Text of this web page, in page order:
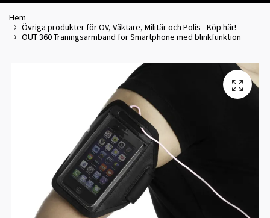
Hem
Övriga produkter för OV, Väktare, Militär och Polis - Köp här!
OUT 360 Träningsarmband för Smartphone med blinkfunktion